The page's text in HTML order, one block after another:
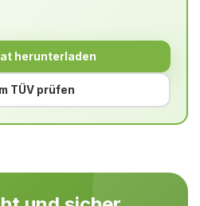
herunterladen
TÜV prüfen